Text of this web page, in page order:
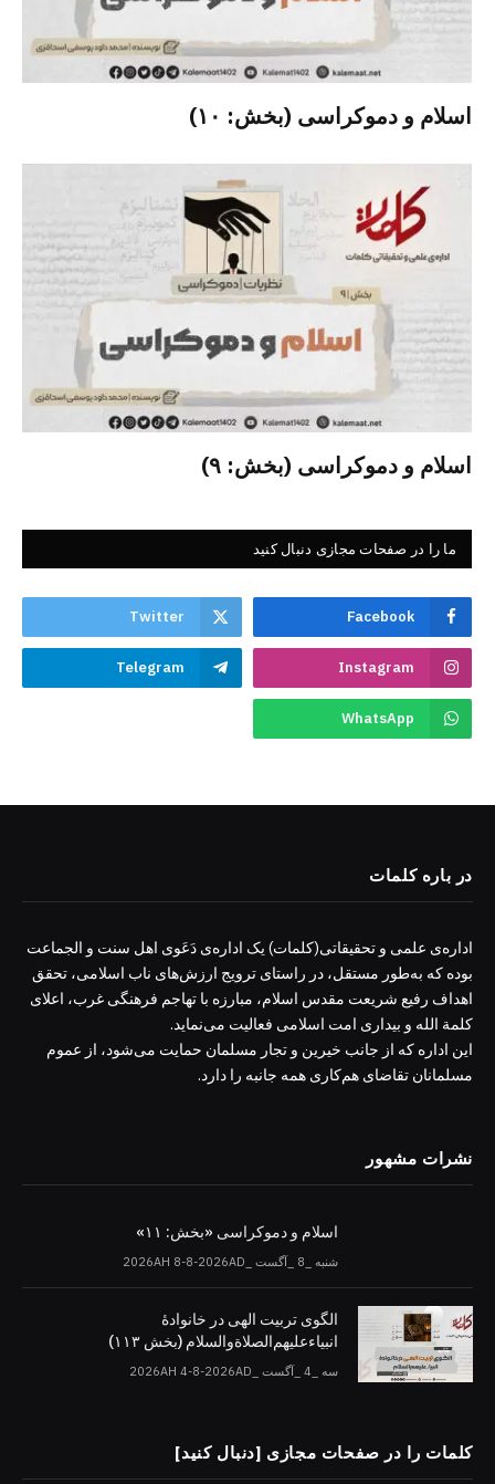
اسلام و دموکراسی (بخش: ۱۰)
اسلام و دموکراسی (بخش: ۹)
ما را در صفحات مجازی دنبال کنید
Facebook
Twitter
Instagram
Telegram
WhatsApp
در باره کلمات
اداره‌ی علمی و تحقیقاتی(کلمات) یک اداره‌ی دَعَوی اهل سنت و الجماعت
بوده که به‌طور مستقل، در راستای ترویج ارزش‌های ناب اسلامی، تحقق
اهداف رفیع شریعت مقدس اسلام، مبارزه با تهاجم فرهنگی غرب، اعلای
کلمة الله و بیداری امت اسلامی فعالیت می‌نماید.
این اداره که از جانب خیرین و تجار مسلمان حمایت می‌شود، از عموم
مسلمانان تقاضای هم‌کاری همه جانبه را دارد.
نشرات مشهور
اسلام و دموکراسی «بخش: ۱۱»
شنبه _8 _آگست _2026AH 8-8-2026AD
الگوی تربیت الهی در خانوادۀ
انبیاءعلیهم‌الصلاةو‌السلام (بخش ۱۱۳)
سه _4 _آگست _2026AH 4-8-2026AD
کلمات را در صفحات مجازی [دنبال کنید]